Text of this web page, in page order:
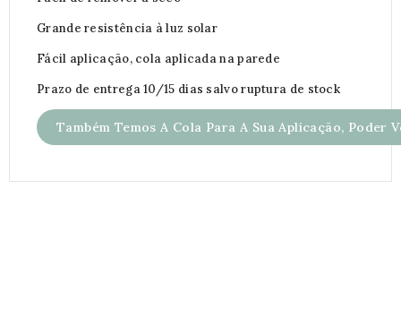
Grande resistência à luz solar
Fácil aplicação, cola aplicada na parede
Prazo de entrega 10/15 dias salvo ruptura de stock
Também Temos A Cola Para A Sua Aplicação, Poder